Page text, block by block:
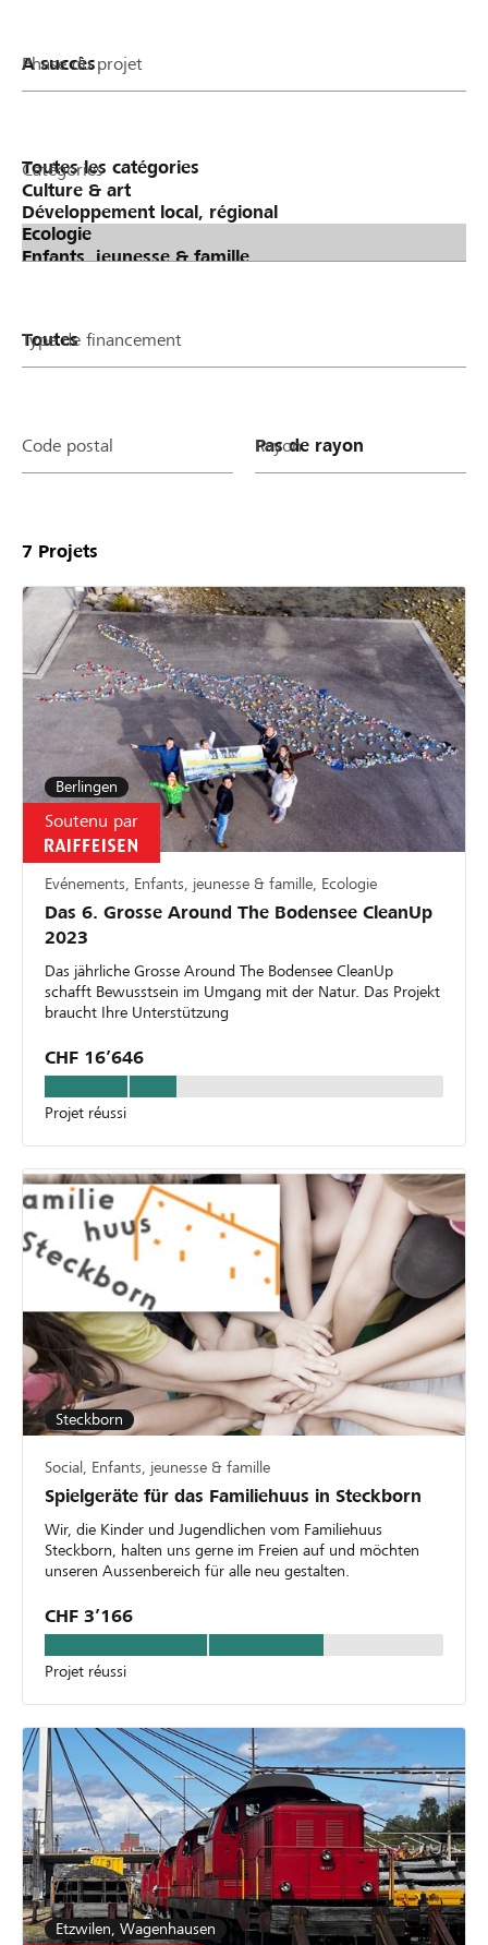
Phase du projet
Catégories
Type de financement
Code postal Rayon
7 Projets
Berlingen
Soutenu par
Evénements, Enfants, jeunesse & famille, Ecologie
Das 6. Grosse Around The Bodensee CleanUp
2023
Das jährliche Grosse Around The Bodensee CleanUp
schafft Bewusstsein im Umgang mit der Natur. Das Projekt
braucht Ihre Unterstützung
CHF 16’646
Projet réussi
Steckborn
Social, Enfants, jeunesse & famille
Spielgeräte für das Familiehuus in Steckborn
Wir, die Kinder und Jugendlichen vom Familiehuus
Steckborn, halten uns gerne im Freien auf und möchten
unseren Aussenbereich für alle neu gestalten.
CHF 3’166
Projet réussi
Etzwilen, Wagenhausen